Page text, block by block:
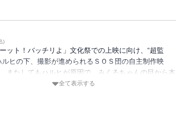
)
ーット！バッチリよ」文化祭での上映に向け、“超監
ルヒの下、撮影が進められるＳＯＳ団の自主制作映
またしてもハルヒが原因で、みくるちゃんの目から本
ムが出たり、猫が喋り出したりと撮影は大混乱。現実世
全て表示する